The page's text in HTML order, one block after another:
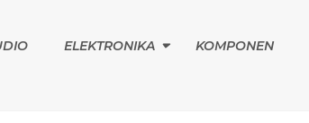
ELEKTRONIKA KOMPONEN